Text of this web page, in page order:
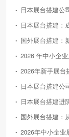
日本展台搭建公
日本展台搭建：
国外展台搭建：
2026 年中小企
2026年新手展台
日本展台搭建公
日本展台搭建进
国外展台搭建：
2026年中小企业